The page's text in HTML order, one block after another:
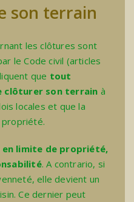
son terrain
les clôtures sont
le Code civil (articles
que tout
clôturer son terrain à
locales et que la
limite de propriété,
. A contrario, si
elle devient un
Ce dernier peut